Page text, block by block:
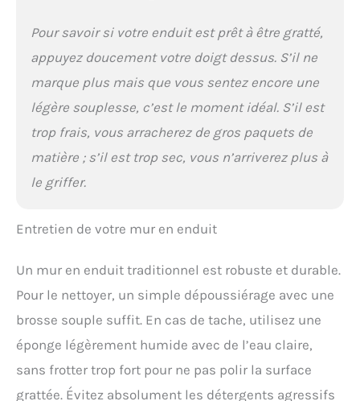
Pour savoir si votre enduit est prêt à être gratté,
appuyez doucement votre doigt dessus. S’il ne
marque plus mais que vous sentez encore une
légère souplesse, c’est le moment idéal. S’il est
trop frais, vous arracherez de gros paquets de
matière ; s’il est trop sec, vous n’arriverez plus à
le griffer.
Entretien de votre mur en enduit
Un mur en enduit traditionnel est robuste et durable.
Pour le nettoyer, un simple dépoussiérage avec une
brosse souple suffit. En cas de tache, utilisez une
éponge légèrement humide avec de l’eau claire,
sans frotter trop fort pour ne pas polir la surface
grattée. Évitez absolument les détergents agressifs